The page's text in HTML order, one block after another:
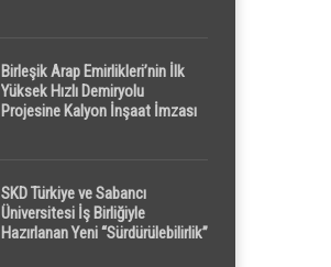
Birleşik Arap Emirlikleri’nin İlk
Yüksek Hızlı Demiryolu
Projesine Kalyon İnşaat İmzası
SKD Türkiye ve Sabancı
Üniversitesi İş Birliğiyle
Hazırlanan Yeni “Sürdürülebilirlik”